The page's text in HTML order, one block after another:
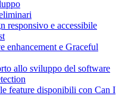
responsivo e accessibile
enhancement e Graceful
allo sviluppo del software
feature disponibili con Can I